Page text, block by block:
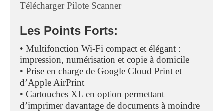
Télécharger Pilote Scanner
Les Points Forts:
• Multifonction Wi-Fi compact et élégant :
impression, numérisation et copie à domicile
• Prise en charge de Google Cloud Print et
d’Apple AirPrint
• Cartouches XL en option permettant
d’imprimer davantage de documents à moindre